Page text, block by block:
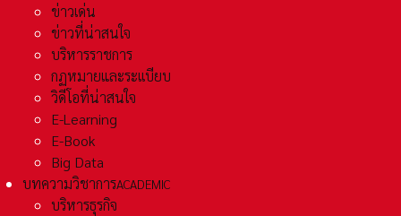
ข่าวเด่น
ข่าวที่น่าสนใจ
บริหารราชการ
กฏหมายและระเเบียบ
วิดีโอที่น่าสนใจ
E-Learning
E-Book
Big Data
บทความวิชาการACADEMIC
บริหารธุรกิจ